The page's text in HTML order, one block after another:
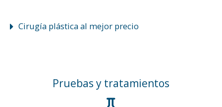
Cirugía plástica al mejor precio
Pruebas y tratamientos